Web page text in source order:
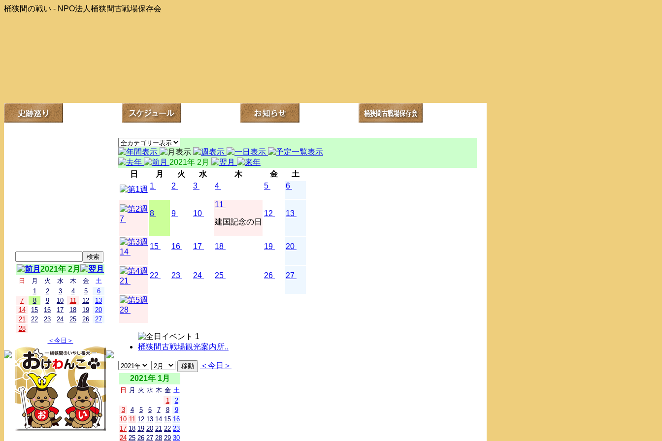
桶狭間の戦い - NPO法人桶狭間古戦場保存会
2021年 2月
日 月 火 水 木 金
土
1
2 3 4 5
6
7
8 9 10 11 12
13
14
15 16 17 18 19
20
21
22 23 24 25 26
27
28
＜今日＞
2021年 2月
日
月 火 水 木 金
土
1
2 3 4 5 6
7
8 9 10
11
建国記念の日
12 13
14
15 16 17 18 19 20
21
22 23 24 25 26 27
28
桶狭間古戦場観光案内所..
＜今日＞
2021年 1月
日 月 火 水 木 金 土
1
2
3
4 5 6 7 8
9
10 11 12 13 14 15 16
17 18 19 20 21 22 23
24 25 26 27 28 29 30